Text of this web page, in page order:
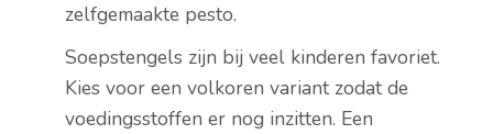
zelfgemaakte pesto.
Soepstengels zijn bij veel kinderen favoriet.
Kies voor een volkoren variant zodat de
voedingsstoffen er nog inzitten. Een